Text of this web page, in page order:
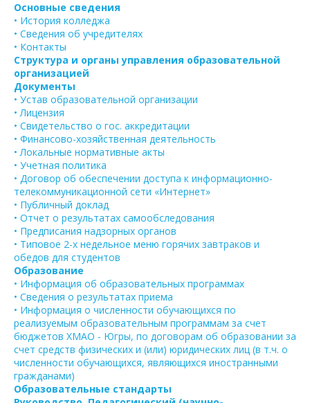
Основные сведения
• История колледжа
• Сведения об учредителях
• Контакты
Структура и органы управления образовательной
организацией
Документы
• Устав образовательной организации
• Лицензия
• Свидетельство о гос. аккредитации
• Финансово-хозяйственная деятельность
• Локальные нормативные акты
• Учетная политика
• Договор об обеспечении доступа к информационно-
телекоммуникационной сети «Интернет»
• Публичный доклад
• Отчет о результатах самообследования
• Предписания надзорных органов
• Типовое 2-х недельное меню горячих завтраков и
обедов для студентов
Образование
• Информация об образовательных программах
• Сведения о результатах приема
• Информация о численности обучающихся по
реализуемым образовательным программам за счет
бюджетов ХМАО - Югры, по договорам об образовании за
счет средств физических и (или) юридических лиц (в т.ч. о
численности обучающихся, являющихся иностранными
гражданами)
Образовательные стандарты